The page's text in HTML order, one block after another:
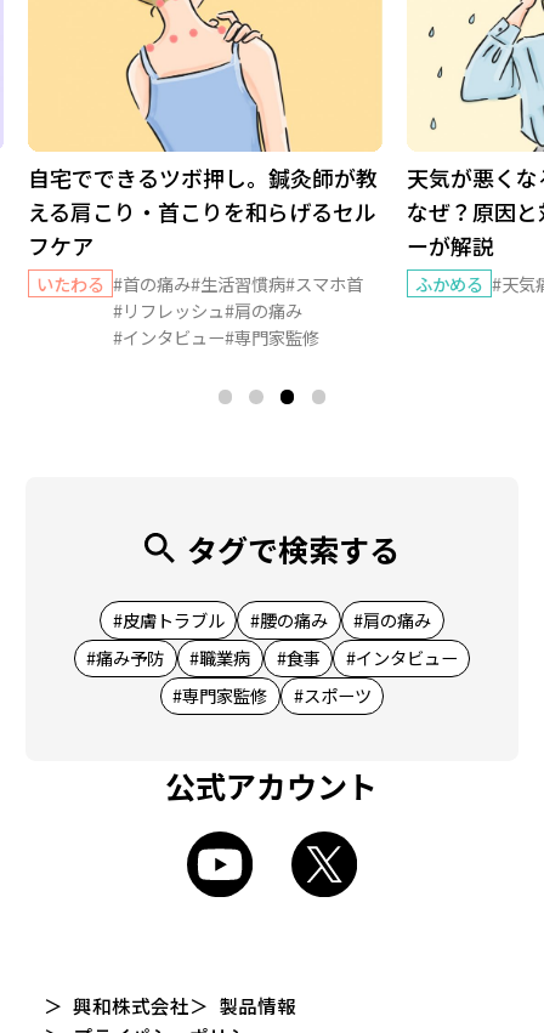
自宅でできるツボ押し。鍼灸師が教
える肩こり・首こりを和らげるセル
フケア
いたわる #首の痛み#生活習慣病#スマホ首
#リフレッシュ#肩の痛み
#インタビュー#専門家監修
天気が悪く
なぜ？原因
ーが解説
ふかめる #天気
タグで検索する
#皮膚トラブル #腰の痛み
#肩の痛み
#痛み予防
#職業病 #食事
#インタビュー
#専門家監修
#スポーツ
公式アカウント
興和株式会社
製品情報